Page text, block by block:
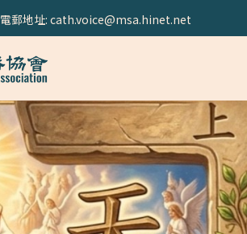
電郵地址: cath.voice@msa.hinet.net